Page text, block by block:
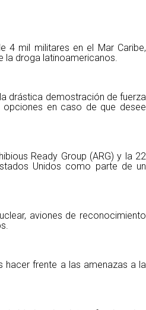
4 mil militares en el Mar Caribe,
droga latinoamericanos.
drástica demostración de fuerza
opciones en caso de que desee
Ready Group (ARG) y la 22
Unidos como parte de un
aviones de reconocimiento
hacer frente a las amenazas a la